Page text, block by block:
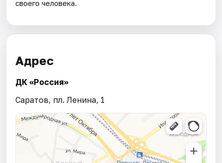
своего человека.
Адрес
ДК «Россия»
Саратов, пл. Ленина, 1